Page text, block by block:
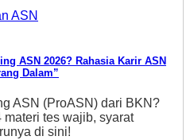
ASN
ASN 2026? Rahasia Karir ASN
Dalam”
ASN (ProASN) dari BKN?
tes wajib, syarat
di sini!